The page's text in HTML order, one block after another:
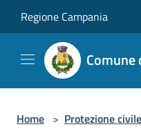
Regione Campania
Comune
Home > Protezione civile